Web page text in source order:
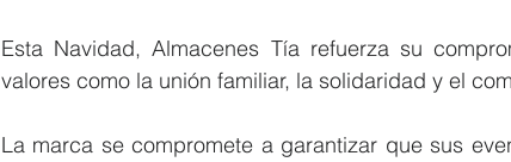
Esta Navidad, Almacenes Tía refuerza su
valores como la unión familiar, la solidaridad y el
La marca se compromete a garantizar que sus